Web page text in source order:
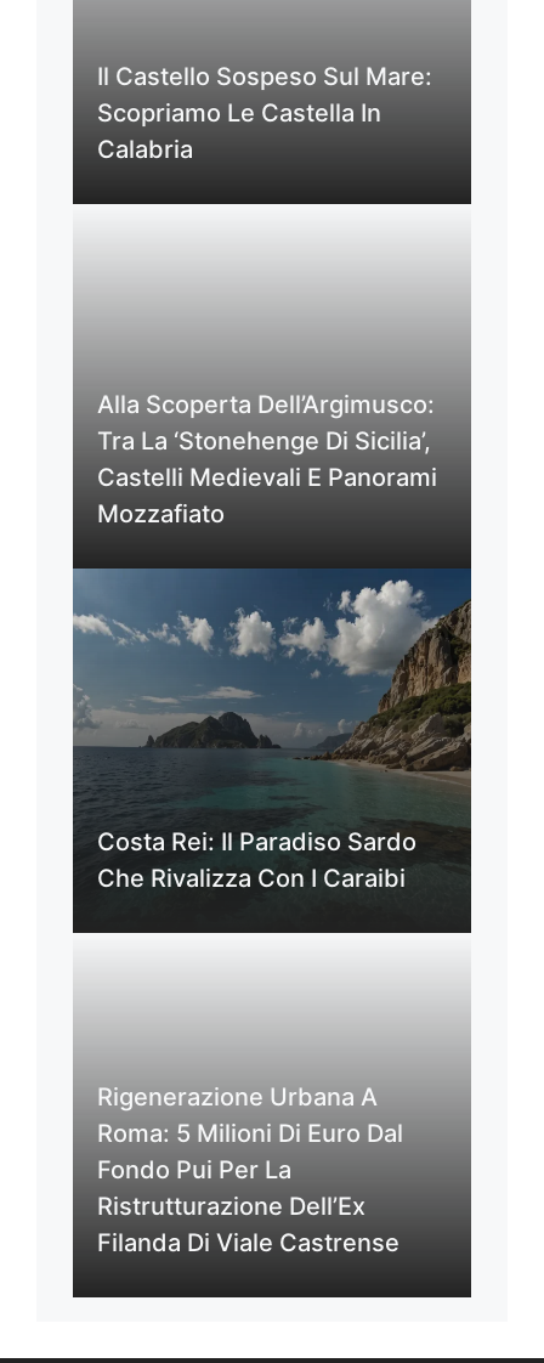
Il Castello Sospeso Sul Mare:
Scopriamo Le Castella In
Calabria
Alla Scoperta Dell’Argimusco:
Tra La ‘Stonehenge Di Sicilia’,
Castelli Medievali E Panorami
Mozzafiato
Costa Rei: Il Paradiso Sardo
Che Rivalizza Con I Caraibi
Rigenerazione Urbana A
Roma: 5 Milioni Di Euro Dal
Fondo Pui Per La
Ristrutturazione Dell’Ex
Filanda Di Viale Castrense